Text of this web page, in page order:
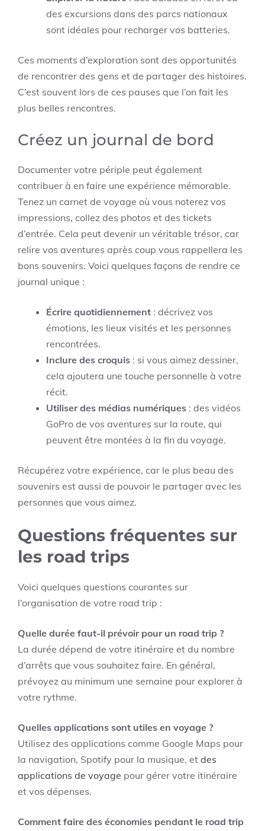
des excursions dans des parcs nationaux
sont idéales pour recharger vos batteries.
Ces moments d’exploration sont des opportunités
de rencontrer des gens et de partager des histoires.
C’est souvent lors de ces pauses que l’on fait les
plus belles rencontres.
Créez un journal de bord
Documenter votre périple peut également
contribuer à en faire une expérience mémorable.
Tenez un carnet de voyage où vous noterez vos
impressions, collez des photos et des tickets
d’entrée. Cela peut devenir un véritable trésor, car
relire vos aventures après coup vous rappellera les
bons souvenirs. Voici quelques façons de rendre ce
journal unique :
Écrire quotidiennement : décrivez vos
émotions, les lieux visités et les personnes
rencontrées.
Inclure des croquis : si vous aimez dessiner,
cela ajoutera une touche personnelle à votre
récit.
Utiliser des médias numériques : des vidéos
GoPro de vos aventures sur la route, qui
peuvent être montées à la fin du voyage.
Récupérez votre expérience, car le plus beau des
souvenirs est aussi de pouvoir le partager avec les
personnes que vous aimez.
Questions fréquentes sur
les road trips
Voici quelques questions courantes sur
l’organisation de votre road trip :
Quelle durée faut-il prévoir pour un road trip ?
La durée dépend de votre itinéraire et du nombre
d’arrêts que vous souhaitez faire. En général,
prévoyez au minimum une semaine pour explorer à
votre rythme.
Quelles applications sont utiles en voyage ?
Utilisez des applications comme Google Maps pour
la navigation, Spotify pour la musique, et des
applications de voyage pour gérer votre itinéraire
et vos dépenses.
Comment faire des économies pendant le road trip